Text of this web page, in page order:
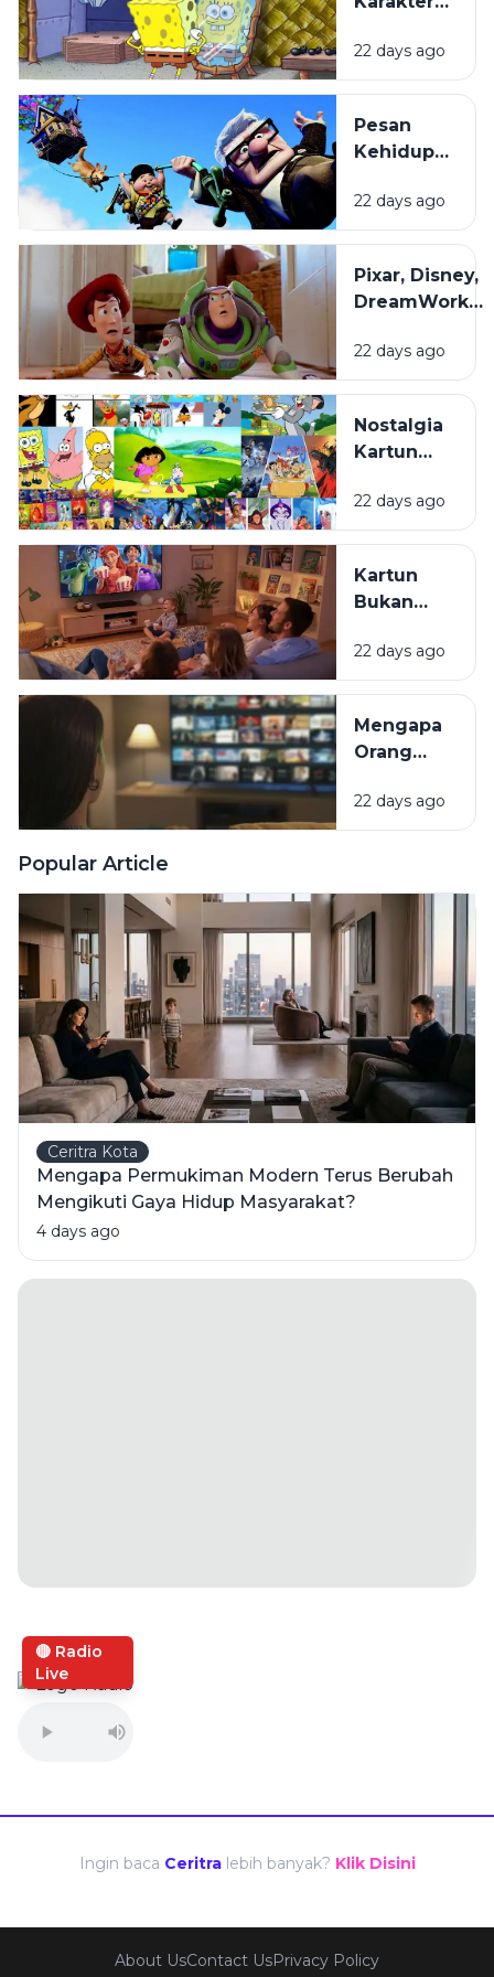
Diproduksi?
Dibuat
hingga
Mudah
Diingat?
22 days ago
Pesan
Kehidupan
Film
Animasi
Sering
Terlewat
22 days ago
Pixar, Disney,
DreamWorks,
Ghibli: Apa
yang
Gaya Animasi
Mereka
22 days ago
Nostalgia
Kartun
Kecil:
Kenapa
Terasa
Hangat
Ditonton
Kembali?
22 days ago
Kartun
Bukan
untuk
Anak:
Film
Animasi
oleh
22 days ago
Mengapa
Orang
Masih
Senang
Animasi?
22 days ago
Popular Article
Ceritra Kota
Mengapa Permukiman Modern Terus Berubah
Mengikuti Gaya Hidup Masyarakat?
4 days ago
🔴 Radio
Live
Ingin baca Ceritra lebih banyak? Klik Disini
About UsContact UsPrivacy Policy